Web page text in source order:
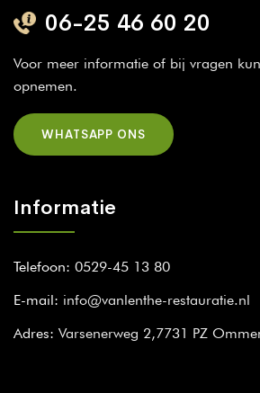
06-25 46 60 20
Voor meer informatie of bij vragen
opnemen.
WHATSAPP ONS
Informatie
Telefoon: 0529-45 13 80
E-mail: info@vanlenthe-restauratie.nl
Adres: Varsenerweg 2,7731 PZ